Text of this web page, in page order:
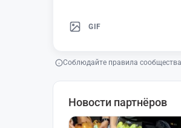
GIF
Соблюдайте правила